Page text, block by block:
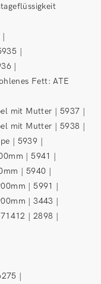
|
|
|
Fett: ATE
mit Mutter | 5937 |
mit Mutter | 5938 |
| 5939 |
| 5941 |
| 5940 |
| 5991 |
| 3443 |
| 2898 |
|